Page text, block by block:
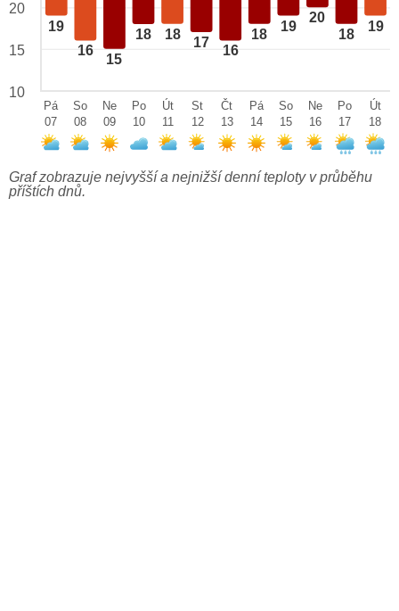
19
16
15
18 18
17
16
18
19
20
18
19
20
15
10
Pá
07
So
08
Ne
09
Po
10
Út
11
St
12
Čt
13
Pá
14
So
15
Ne
16
Po
17
Út
18
Graf zobrazuje nejvyšší a nejnižší denní teploty v průběhu
příštích dnů.